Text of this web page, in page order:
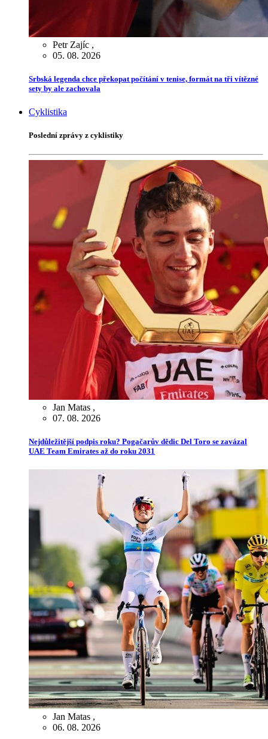
Petr Zajíc ,
05. 08. 2026
Srbská legenda chce překopat počítání v tenise, formát na tři vítězné
sety by ale zachovala
Cyklistika
Poslední zprávy z cyklistiky
Jan Matas ,
07. 08. 2026
Nejdůležitější podpis roku? Pogačarův dědic Del Toro se zavázal
UAE Team Emirates až do roku 2031
Jan Matas ,
06. 08. 2026